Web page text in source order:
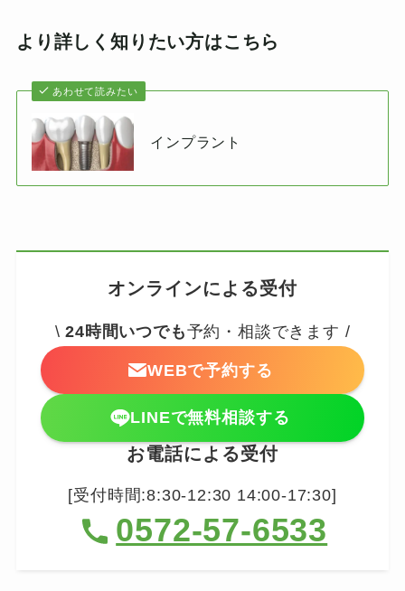
より詳しく知りたい方はこちら
あわせて読みたい
インプラント
オンラインによる受付
\24時間いつでも予約・相談できます /
WEBで予約する
LINEで無料相談する
お電話による受付
[受付時間:8:30-12:30 14:00-17:30]
0572-57-6533